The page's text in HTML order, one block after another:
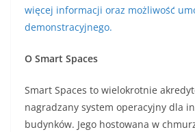
więcej informacji oraz możliwość
demonstracyjnego.
O Smart Spaces
Smart Spaces to wielokrotnie
nagradzany system operacyjny dla
budynków. Jego hostowana w